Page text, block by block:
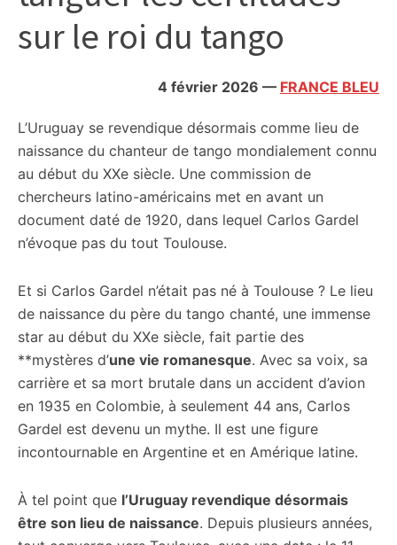
citoyennes
sur le roi du tango
4 février 2026 — FRANCE BLEU
L’Uruguay se revendique désormais comme lieu de
naissance du chanteur de tango mondialement connu
au début du XXe siècle. Une commission de
chercheurs latino-américains met en avant un
document daté de 1920, dans lequel Carlos Gardel
n’évoque pas du tout Toulouse.
Et si Carlos Gardel n’était pas né à Toulouse ? Le lieu
de naissance du père du tango chanté, une immense
star au début du XXe siècle, fait partie des
**mystères d’une vie romanesque. Avec sa voix, sa
carrière et sa mort brutale dans un accident d’avion
en 1935 en Colombie, à seulement 44 ans, Carlos
Gardel est devenu un mythe. Il est une figure
incontournable en Argentine et en Amérique latine.
À tel point que l’Uruguay revendique désormais
être son lieu de naissance. Depuis plusieurs années,